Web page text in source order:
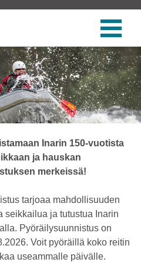
Inarin 150-vuotista
ja hauskan
merkeissä!
tarjoaa mahdollisuuden
seikkailua ja tutustua Inarin
Pyöräilysuunnistus on
Voit pyöräillä koko reitin
useammalle päivälle.